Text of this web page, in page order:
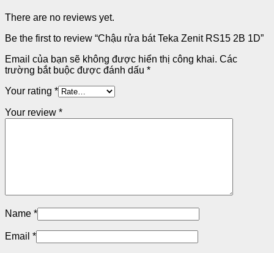
There are no reviews yet.
Be the first to review “Chậu rửa bát Teka Zenit RS15 2B 1D”
Email của bạn sẽ không được hiển thị công khai. Các
trường bắt buộc được đánh dấu *
Your rating *
Your review *
Name *
Email *